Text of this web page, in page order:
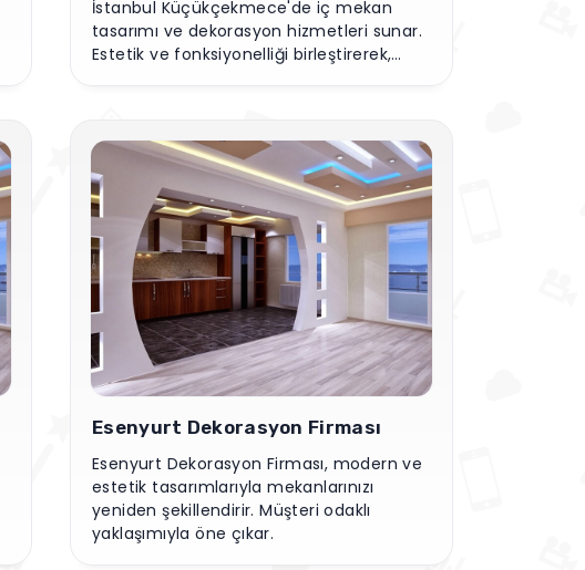
İstanbul Küçükçekmece'de iç mekan
tasarımı ve dekorasyon hizmetleri sunar.
Estetik ve fonksiyonelliği birleştirerek,
Esenyurt Dekorasyon Firması
Esenyurt Dekorasyon Firması, modern ve
estetik tasarımlarıyla mekanlarınızı
yeniden şekillendirir. Müşteri odaklı
yaklaşımıyla öne çıkar.